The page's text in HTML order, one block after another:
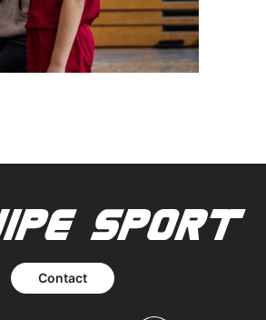
Contact